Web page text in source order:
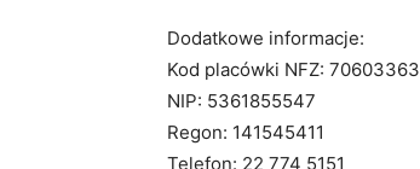
Dodatkowe informacje:
Kod placówki NFZ: 70603363
NIP: 5361855547
Regon: 141545411
Telefon: 22 774 5151